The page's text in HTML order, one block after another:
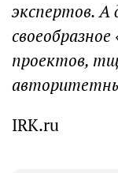
экспертов. А
проектов,
IRK.ru